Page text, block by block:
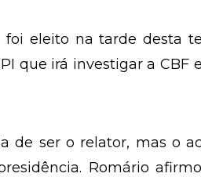
foi eleito na tarde desta
que irá investigar a CBF
de ser o relator, mas o
Romário